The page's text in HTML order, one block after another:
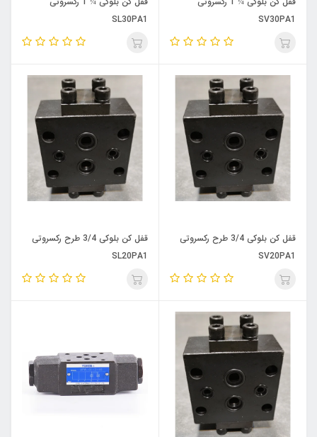
SV30PA1
SL30PA1
قفل کن بلوکی 3/4 طرح رکسروتی
SV20PA1
قفل کن بلوکی 3/4 طرح رکسروتی
SL20PA1